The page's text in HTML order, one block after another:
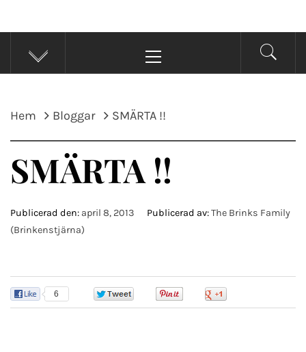
meny
Hem Bloggar SMÄRTA !!
SMÄRTA !!
Publicerad den: april 8, 2013 Publicerad av:The Brinks Family
(Brinkenstjärna)
6